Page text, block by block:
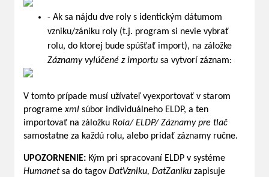
- Ak sa nájdu dve roly s identickým dátumom
vzniku/zániku roly (t.j. program si nevie vybrať
rolu, do ktorej bude spúšťať import), na záložke
Záznamy vylúčené z importu sa vytvorí záznam:
V tomto prípade musí užívateľ vyexportovať v starom
programexml súbor individuálneho ELDP, a ten
importovať na záložku Rola/ ELDP/ Záznamy pre tlač
samostatne za každú rolu, alebo pridať záznamy ručne.
UPOZORNENIE: Kým pri spracovaní ELDP v systéme
Humanetsa do tagov DatVzniku, DatZaniku zapisuje